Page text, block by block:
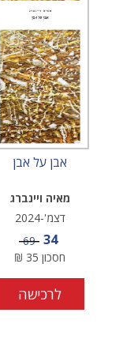
אבן על אבן
מאיה ויינברג
דצמ'-2024
מחיר מבצע
34 מחיר
69
חסכון 35
₪
לרכישה